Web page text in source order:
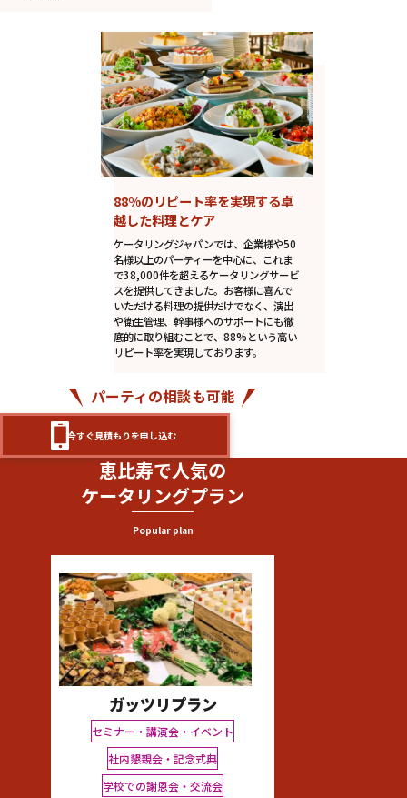
88%のリピート率を実現する卓
越した料理とケア
ケータリングジャパンでは、企業様や50
名様以上のパーティーを中心に、これま
で38,000件を超えるケータリングサービ
スを提供してきました。お客様に喜んで
いただける料理の提供だけでなく、演出
や衛生管理、幹事様へのサポートにも徹
底的に取り組むことで、88%という高い
リピート率を実現しております。
パーティの相談も可能
今すぐ見積もりを申し込む
恵比寿で人気の
ケータリングプラン
Popular plan
ガッツリプラン
セミナー・講演会・イベント
社内懇親会・記念式典
学校での謝恩会・交流会